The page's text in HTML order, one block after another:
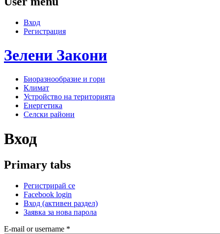
Вход
Регистрация
Зелени Закони
Биоразнообразие и гори
Климат
Устройство на територията
Енергетика
Селски райони
Вход
Primary tabs
Регистрирай се
Facebook login
Вход (активен раздел)
Заявка за нова парола
E-mail or username *